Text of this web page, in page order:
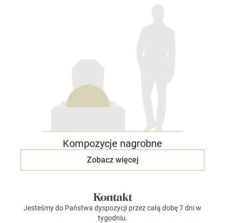
Kompozycje nagrobne
Zobacz więcej
Kontakt
Jesteśmy do Państwa dyspozycji przez całą dobę 7 dni w
tygodniu.